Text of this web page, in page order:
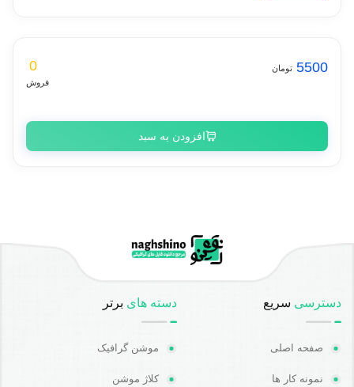
5500 تومان 0
فروش
افزودن به سبد
دسترسی سریع
صفحه اصلی
نمونه کار ها
دسته های برتر
موشن گرافیک
کلاژ موشن